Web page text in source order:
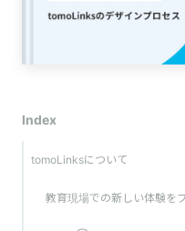
Index
tomoLinksについて
教育現場での新しい体験を